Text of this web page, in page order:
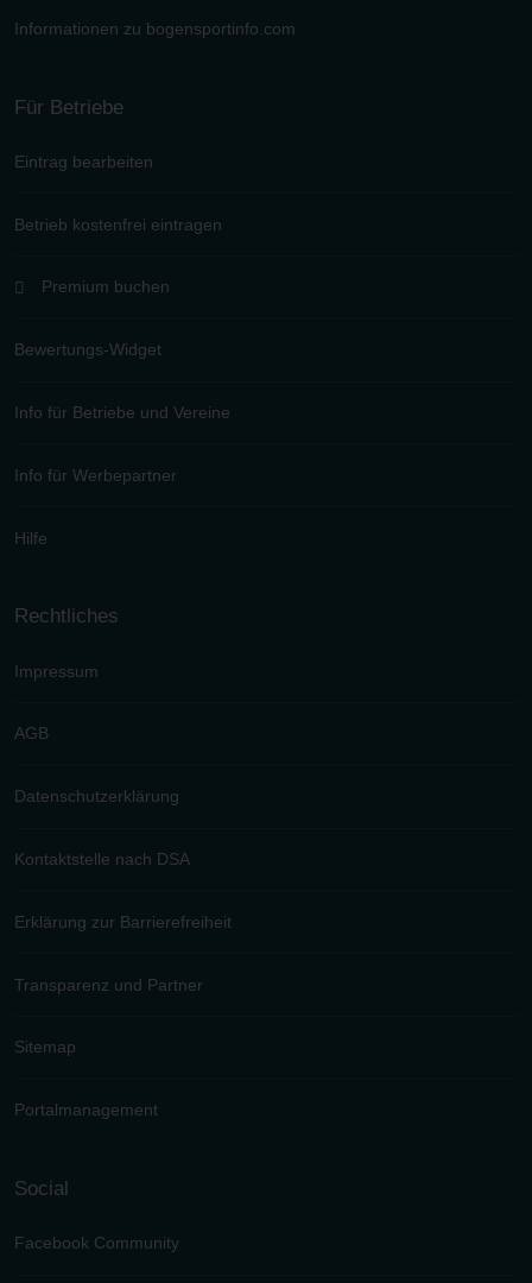
Informationen zu bogensportinfo.com
Für Betriebe
Eintrag bearbeiten
Betrieb kostenfrei eintragen
Premium buchen
Bewertungs-Widget
Info für Betriebe und Vereine
Info für Werbepartner
Hilfe
Rechtliches
Impressum
AGB
Datenschutzerklärung
Kontaktstelle nach DSA
Erklärung zur Barrierefreiheit
Transparenz und Partner
Sitemap
Portalmanagement
Social
Facebook Community